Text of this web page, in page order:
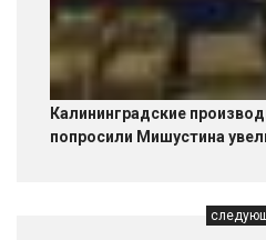
Калининградские
попросили Мишустина